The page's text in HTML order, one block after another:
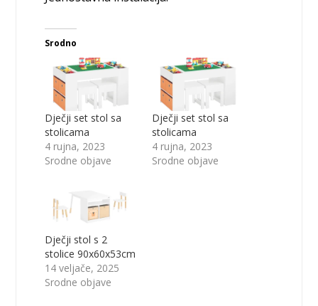
Srodno
Dječji set stol sa
stolicama
4 rujna, 2023
Srodne objave
Dječji set stol sa
stolicama
4 rujna, 2023
Srodne objave
Dječji stol s 2
stolice 90x60x53cm
14 veljače, 2025
Srodne objave